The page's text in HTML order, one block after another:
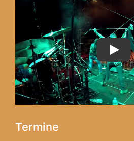
Termine